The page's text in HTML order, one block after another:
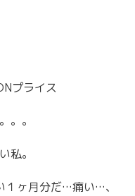
プライス
。。
私。
ヶ月分だ…痛い…、